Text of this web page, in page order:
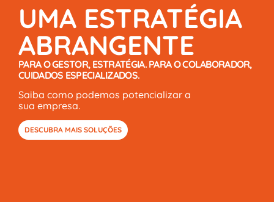
UMA ESTRATÉGIA
ABRANGENTE
PARA O GESTOR, ESTRATÉGIA. PARA O COLABORADOR,
CUIDADOS ESPECIALIZADOS.
Saiba como podemos potencializar a
sua empresa.
DESCUBRA MAIS SOLUÇÕES